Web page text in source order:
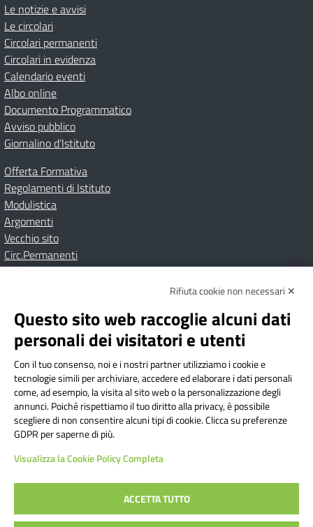
Le notizie e avvisi
Le circolari
Circolari permanenti
Circolari in evidenza
Calendario eventi
Albo online
Documento Programmatico
Avviso pubblico
Giornalino d’Istituto
Offerta Formativa
Regolamenti di Istituto
Modulistica
Argomenti
Vecchio sito
Circ.Permanenti
Albo onlinePrivacy Policy
Dichiarazione di accessibilità
Note Legali
Istituto Comprensivo Bricherasio
Via Cesare Bollea n. 3 - 10064 Bricherasio (TO) | P.E.O.:
toic84200d@istruzione.it | P.E.C.:
toic84200d@pec.istruzione.it
Codice Fiscale: 94544620019 | Cod. Meccanografico:
TOIC84200D | Codice IPA: istsc_toic84200d | Codice
Univoco: UFYI9M
Sito web realizzato da AVVALE SPA|Concept & Design by
Rifiuta cookie non necessari ✕
Questo sito web raccoglie alcuni dati
personali dei visitatori e utenti
Con il tuo consenso, noi e i nostri partner utilizziamo i cookie e
tecnologie simili per archiviare, accedere ed elaborare i dati personali
come, ad esempio, la visita al sito web o la personalizzazione degli
annunci. Poiché rispettiamo il tuo diritto alla privacy, è possibile
scegliere di non consentire alcuni tipi di cookie. Clicca su preferenze
GDPR per saperne di più.
Visualizza la Cookie Policy Completa
ACCETTA TUTTO